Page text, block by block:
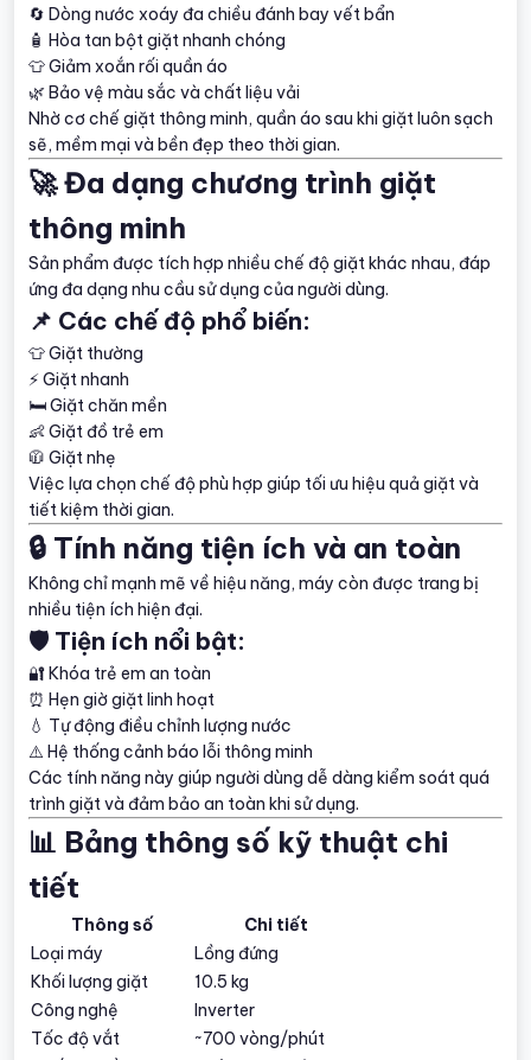
🔄 Dòng nước xoáy đa chiều đánh bay vết bẩn
🧴 Hòa tan bột giặt nhanh chóng
👕 Giảm xoắn rối quần áo
🌿 Bảo vệ màu sắc và chất liệu vải
Nhờ cơ chế giặt thông minh, quần áo sau khi giặt luôn sạch
sẽ, mềm mại và bền đẹp theo thời gian.
🚀 Đa dạng chương trình giặt
thông minh
Sản phẩm được tích hợp nhiều chế độ giặt khác nhau, đáp
ứng đa dạng nhu cầu sử dụng của người dùng.
📌 Các chế độ phổ biến:
👕 Giặt thường
⚡ Giặt nhanh
🛏️ Giặt chăn mền
👶 Giặt đồ trẻ em
🧥 Giặt nhẹ
Việc lựa chọn chế độ phù hợp giúp tối ưu hiệu quả giặt và
tiết kiệm thời gian.
🔒 Tính năng tiện ích và an toàn
Không chỉ mạnh mẽ về hiệu năng, máy còn được trang bị
nhiều tiện ích hiện đại.
🛡️ Tiện ích nổi bật:
🔐 Khóa trẻ em an toàn
⏰ Hẹn giờ giặt linh hoạt
💧 Tự động điều chỉnh lượng nước
⚠️ Hệ thống cảnh báo lỗi thông minh
Các tính năng này giúp người dùng dễ dàng kiểm soát quá
trình giặt và đảm bảo an toàn khi sử dụng.
📊 Bảng thông số kỹ thuật chi
tiết
Thông số
Chi tiết
Loại máy
Lồng đứng
Khối lượng giặt
10.5 kg
Công nghệ
Inverter
Tốc độ vắt
~700 vòng/phút